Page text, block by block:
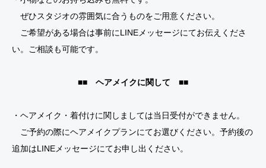
ぜひスタジオの雰囲気に合うものをご用意ください。
ご希望がある場合は事前にLINEメッセージにてお伝えくださ
い。ご相談も可能です。
■■ ヘアメイクに関して ■■
・ヘアメイク・着付けに関しましては当日受付ができません。
ご予約の際にヘアメイクプランにてお選びください。予約後の
追加はLINEメッセージにてお申し出ください。